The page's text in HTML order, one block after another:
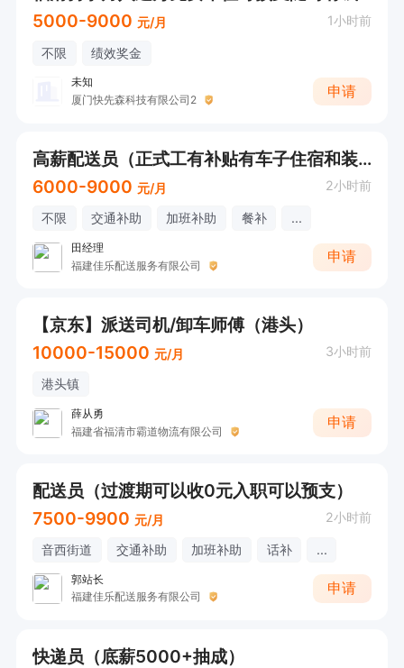
5000-9000 元/月 1小时前
不限 绩效奖金
未知
厦门快先森科技有限公司2
申请
高薪配送员（正式工有补贴有车子住宿和装备）
6000-9000 元/月 2小时前
不限 交通补助 加班补助 餐补 ...
田经理
福建佳乐配送服务有限公司
申请
【京东】派送司机/卸车师傅（港头）
10000-15000 元/月 3小时前
港头镇
薛从勇
福建省福清市霸道物流有限公司
申请
配送员（过渡期可以收0元入职可以预支）
7500-9900 元/月 2小时前
音西街道 交通补助 加班补助 话补 ...
郭站长
福建佳乐配送服务有限公司
申请
快递员（底薪5000+抽成）